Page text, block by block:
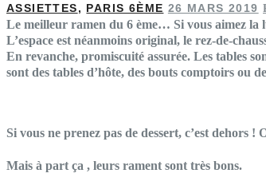
ASSIETTES, PARIS 6ÈME 26 MARS 2019
Le meilleur ramen du 6 ème… Si vous aimez la
L’espace est néanmoins original, le rez-de-
En revanche, promiscuité assurée. Les tables
sont des tables d’hôte, des bouts comptoirs ou
Si vous ne prenez pas de dessert, c’est dehors
Mais à part ça , leurs rament sont très bons.